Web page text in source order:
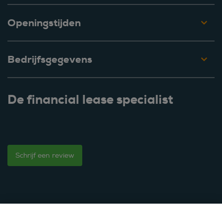
Openingstijden
Bedrijfsgegevens
De financial lease specialist
Schrijf een review